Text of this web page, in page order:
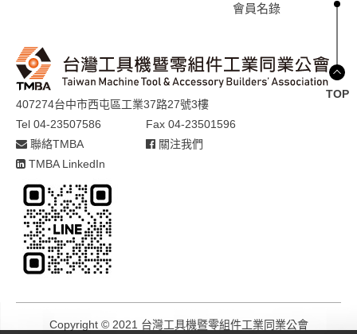
會員名錄
407274台中市西屯區工業37路27號3樓
Tel 04-23507586
Fax 04-23501596
聯絡TMBA
關注我們
TMBA LinkedIn
Copyright © 2021 台灣工具機暨零組件工業同業公會
TOP